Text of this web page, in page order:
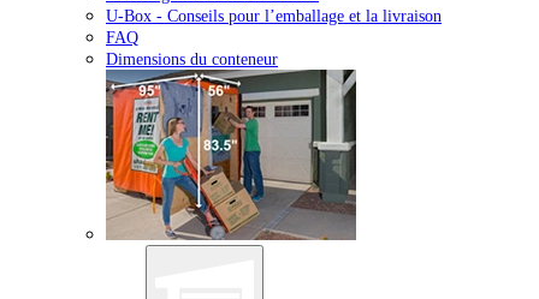
U-Box - Conseils pour l’emballage et la livraison
FAQ
Dimensions du conteneur